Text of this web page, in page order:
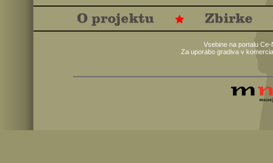
Vsebine na portalu
Za uporabo gradiva v